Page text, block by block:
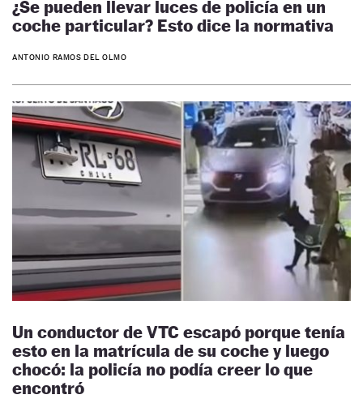
¿Se pueden llevar luces de policía en un
coche particular? Esto dice la normativa
ANTONIO RAMOS DEL OLMO
Un conductor de VTC escapó porque tenía
esto en la matrícula de su coche y luego
chocó: la policía no podía creer lo que
encontró